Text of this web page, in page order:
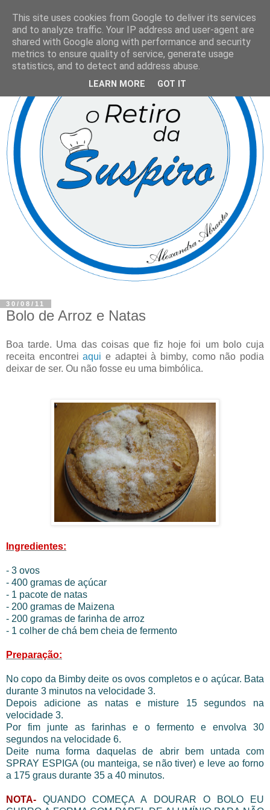
30/08/11
Bolo de Arroz e Natas
Boa tarde. Uma das coisas que fiz hoje foi um bolo cuja
receita encontreiaqui e adaptei à bimby, como não podia
deixar de ser. Ou não fosse eu uma bimbólica.
Ingredientes:
- 3 ovos
- 400 gramas de açúcar
- 1 pacote de natas
- 200 gramas de Maizena
- 200 gramas de farinha de arroz
- 1 colher de chá bem cheia de fermento
Preparação:
No copo da Bimby deite os ovos completos e o açúcar. Bata
durante 3 minutos na velocidade 3.
Depois adicione as natas e misture 15 segundos na
velocidade 3.
Por fim junte as farinhas e o fermento e envolva 30
segundos na velocidade 6.
Deite numa forma daquelas de abrir bem untada com
SPRAY ESPIGA (ou manteiga, se não tiver) e leve ao forno
a 175 graus durante 35 a 40 minutos.
NOTA- QUANDO COMEÇA A DOURAR O BOLO EU
This site uses cookies from Google to deliver its services
and to analyze traffic. Your IP address and user-agent are
shared with Google along with performance and security
metrics to ensure quality of service, generate usage
statistics, and to detect and address abuse.
LEARN MORE GOT IT